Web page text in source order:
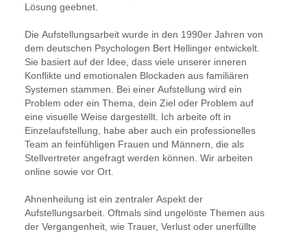
Lösung geebnet.
Die Aufstellungsarbeit wurde in den 1990er Jahren von
dem deutschen Psychologen Bert Hellinger entwickelt.
Sie basiert auf der Idee, dass viele unserer inneren
Konflikte und emotionalen Blockaden aus familiären
Systemen stammen. Bei einer Aufstellung wird ein
Problem oder ein Thema, dein Ziel oder Problem auf
eine visuelle Weise dargestellt. Ich arbeite oft in
Einzelaufstellung, habe aber auch ein professionelles
Team an feinfühligen Frauen und Männern, die als
Stellvertreter angefragt werden können. Wir arbeiten
online sowie vor Ort.
Ahnenheilung ist ein zentraler Aspekt der
Aufstellungsarbeit. Oftmals sind ungelöste Themen aus
der Vergangenheit, wie Trauer, Verlust oder unerfüllte